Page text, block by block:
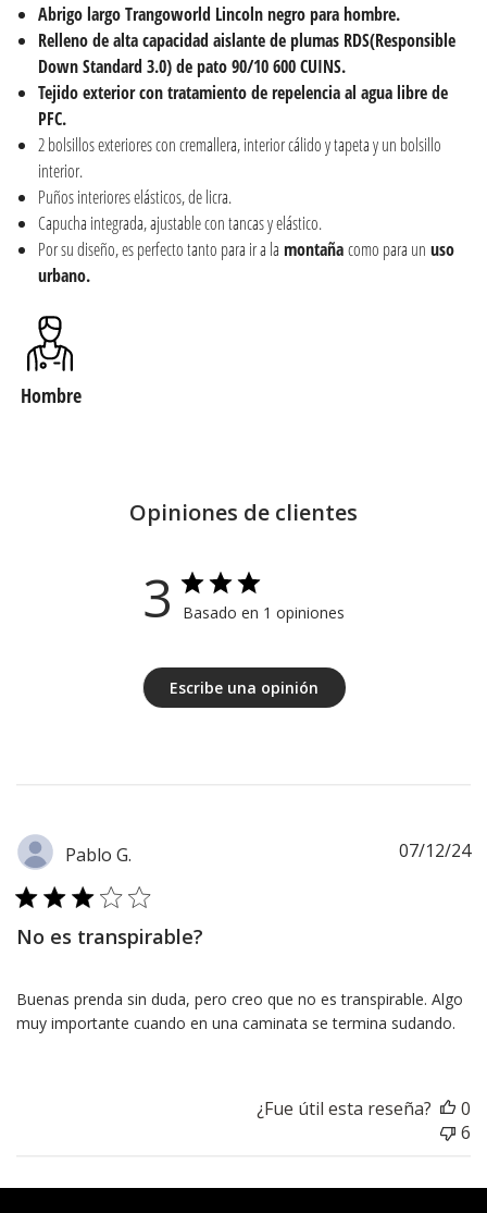
Abrigo largo Trangoworld Lincoln negro para hombre.
Relleno de alta capacidad aislante de plumas RDS(Responsible
Down Standard 3.0) de pato 90/10 600 CUINS.
Tejido exterior con tratamiento de repelencia al agua libre de
PFC.
2 bolsillos exteriores con cremallera, interior cálido y tapeta y un bolsillo
interior.
Puños interiores elásticos, de licra.
Capucha integrada, ajustable con tancas y elástico.
Por su diseño, es perfecto tanto para ir a la montañacomo para un uso
urbano.
Hombre
Opiniones de clientes
3 Basado en 1 opiniones
Escribe una opinión
Pablo G.
No es transpirable?
Buenas prenda sin duda, pero creo que no es transpirable. Algo
muy importante cuando en una caminata se termina sudando.
07/12/24
¿Fue útil esta reseña?
0
6